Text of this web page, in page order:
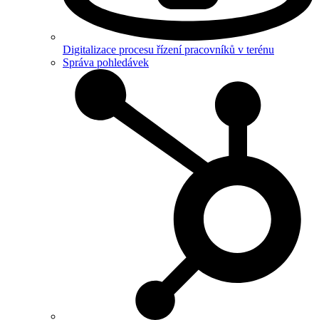
Digitalizace procesu řízení pracovníků v terénu
Správa pohledávek